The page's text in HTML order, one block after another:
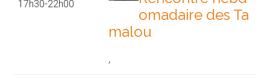
17h30-22h00
omadaire des Ta
malou
,